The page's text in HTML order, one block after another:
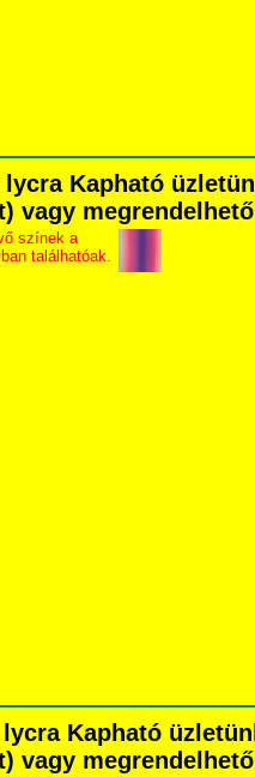
Kapható
vagy
színek a
találhatóak.
Kapható
vagy